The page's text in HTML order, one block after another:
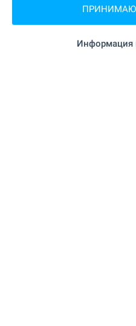
"Студентски
Парикмахер"The
ПРИНИМАЮ
Информация